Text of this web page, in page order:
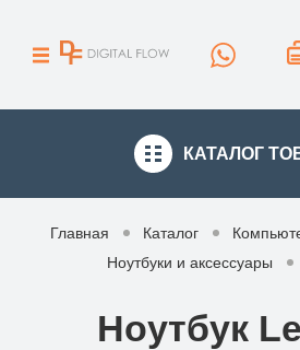
КАТАЛОГ
Главная Каталог
Ноутбуки и аксессуары
Ноутбук